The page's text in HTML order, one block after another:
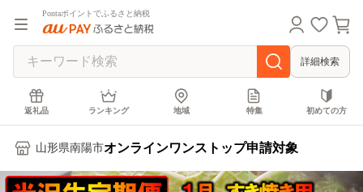
Pontaポイントでふるさと納税
詳細検索
返礼品 ランキング 地域 特集 初めての方
山形県南陽市オンラインワンストップ申請対象